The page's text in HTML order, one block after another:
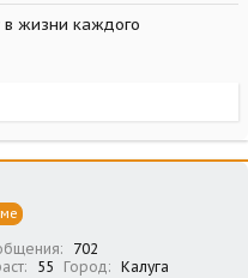
в жизни каждого
702
55 Город Калуга